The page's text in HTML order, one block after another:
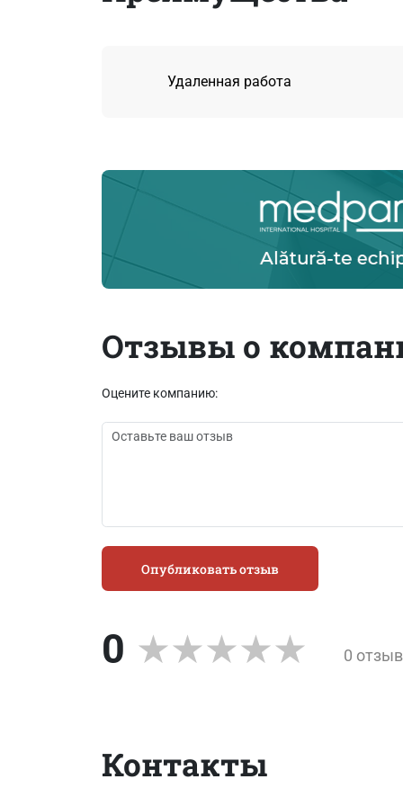
Удаленная работа
Отзывы о
Оцените компанию:
Опубликовать отзыв
0 0
Контакты